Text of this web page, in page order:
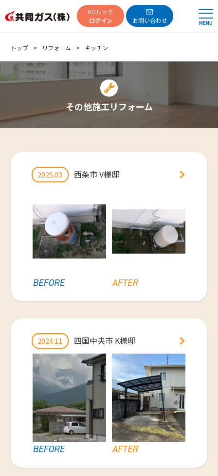
共同ガスKGルック
ログイン
お問い合わせ MENU
トップ リフォーム キッチン
その他施工リフォーム
2025.03 西条市 V様邸
2024.11 四国中央市 K様邸